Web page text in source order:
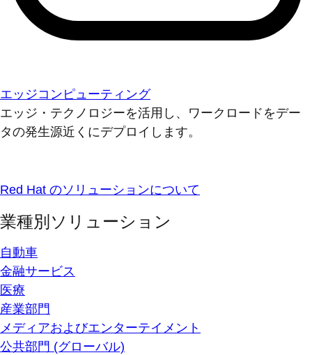
エッジコンピューティング
エッジ・テクノロジーを活用し、ワークロードをデー
タの発生源近くにデプロイします。
Red Hat のソリューションについて
業種別ソリューション
自動車
金融サービス
医療
産業部門
メディアおよびエンターテイメント
公共部門 (グローバル)